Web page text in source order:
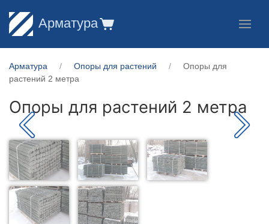
Арматура
Арматура Опоры для растений
Опоры для
растений 2 метра
Опоры для растений 2 метра